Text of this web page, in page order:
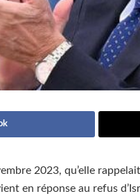
2023, qu’elle
en réponse au refus